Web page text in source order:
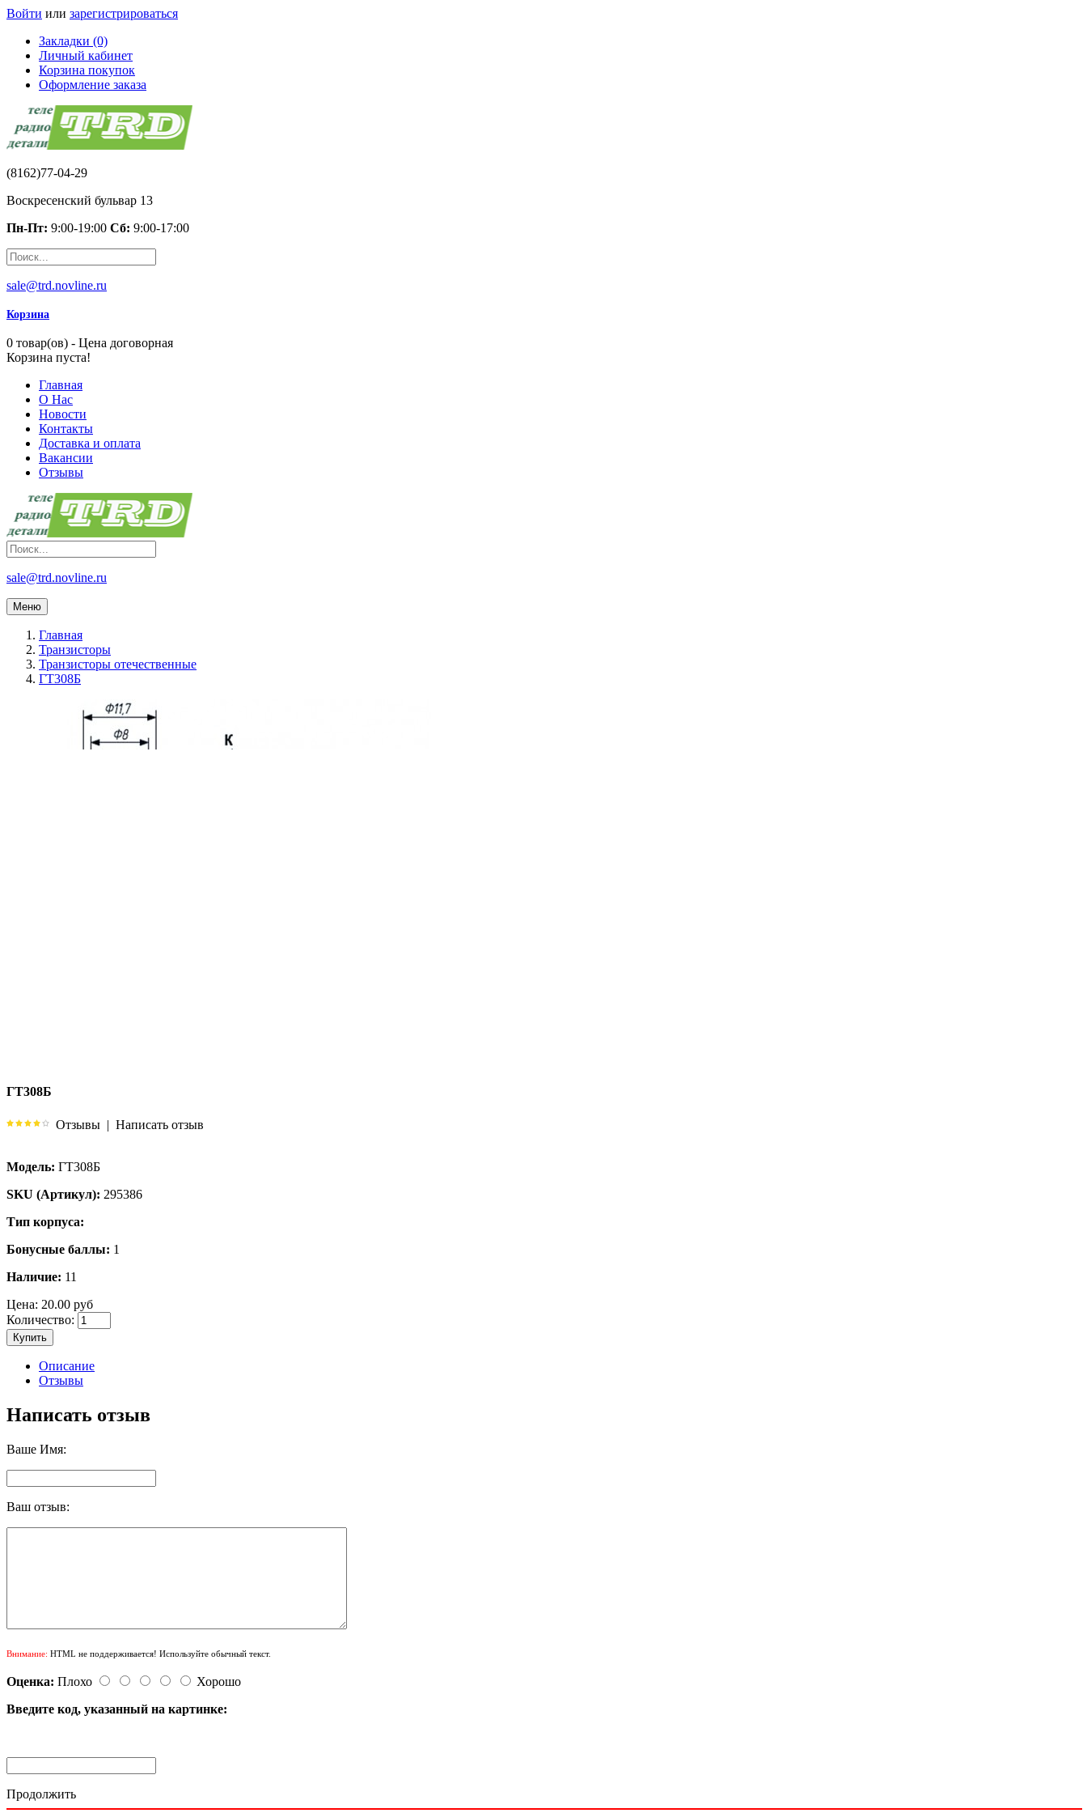
Войти или зарегистрироваться
Закладки (0)
Личный кабинет
Корзина покупок
Оформление заказа
(8162)77-04-29
Воскресенский бульвар 13
Пн-Пт: 9:00-19:00 Сб: 9:00-17:00
sale@trd.novline.ru
Корзина
0 товар(ов) - Цена договорная
Корзина пуста!
Главная
О Нас
Новости
Контакты
Доставка и оплата
Вакансии
Отзывы
sale@trd.novline.ru
Меню
Главная
Транзисторы
Транзисторы отечественные
ГТ308Б
ГТ308Б
Отзывы | Написать отзыв
Модель: ГТ308Б
SKU (Артикул): 295386
Тип корпуса:
Бонусные баллы: 1
Наличие: 11
Цена: 20.00 руб
Количество:
Купить
Описание
Отзывы
Написать отзыв
Ваше Имя:
Ваш отзыв:
Внимание: HTML не поддерживается! Используйте обычный текст.
Оценка: Плохо
Хорошо
Введите код, указанный на картинке:
Продолжить